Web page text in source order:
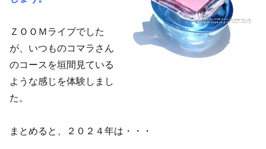
ＺＯＯＭライブでした
が、いつものコマラさん
のコースを垣間見ている
ような感じを体験しまし
た。
まとめると、２０２４年は・・・